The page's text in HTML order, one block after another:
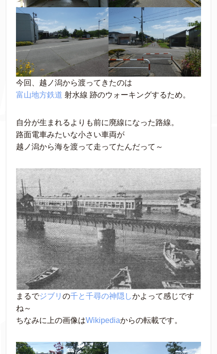
今回、越ノ潟から渡ってきたのは
富山地方鉄道 射水線 跡のウォーキングするため。
自分が生まれるよりも前に廃線になった路線。
路面電車みたいな小さい車両が
越ノ潟から海を渡って走ってたんだって～
まるでジブリ の千と千尋の神隠しかよって感じです
ね～
ちなみに上の画像はWikipediaからの転載です。